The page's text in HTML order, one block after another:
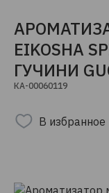
EIKOSHA
ГУЧИНИ
КА-00060119
В избранное